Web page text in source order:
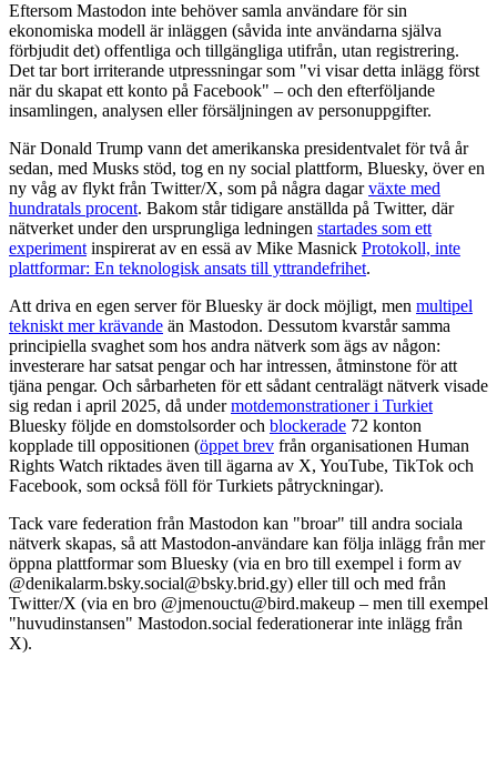
Eftersom Mastodon inte behöver samla användare för sin
ekonomiska modell är inläggen (såvida inte användarna själva
förbjudit det) offentliga och tillgängliga utifrån, utan registrering.
Det tar bort irriterande utpressningar som "vi visar detta inlägg först
när du skapat ett konto på Facebook" – och den efterföljande
insamlingen, analysen eller försäljningen av personuppgifter.
När Donald Trump vann det amerikanska presidentvalet för två år
sedan, med Musks stöd, tog en ny social plattform, Bluesky, över en
ny våg av flykt från Twitter/X, som på några dagarväxte med
hundratals procent. Bakom står tidigare anställda på Twitter, där
nätverket under den ursprungliga ledningen startades som ett
experiment inspirerat av en essä av Mike Masnick Protokoll, inte
plattformar: En teknologisk ansats till yttrandefrihet.
Att driva en egen server för Bluesky är dock möjligt, men multipel
tekniskt mer krävande än Mastodon. Dessutom kvarstår samma
principiella svaghet som hos andra nätverk som ägs av någon:
investerare har satsat pengar och har intressen, åtminstone för att
tjäna pengar. Och sårbarheten för ett sådant centralägt nätverk visade
sig redan i april 2025, då undermotdemonstrationer i Turkiet
Bluesky följde en domstolsorder och blockerade 72 konton
kopplade till oppositionen (öppet brev från organisationen Human
Rights Watch riktades även till ägarna av X, YouTube, TikTok och
Facebook, som också föll för Turkiets påtryckningar).
Tack vare federation från Mastodon kan "broar" till andra sociala
nätverk skapas, så att Mastodon-användare kan följa inlägg från mer
öppna plattformar som Bluesky (via en bro till exempel i form av
@denikalarm.bsky.social@bsky.brid.gy) eller till och med från
Twitter/X (via en bro @jmenouctu@bird.makeup – men till exempel
"huvudinstansen" Mastodon.social federationerar inte inlägg från
X).